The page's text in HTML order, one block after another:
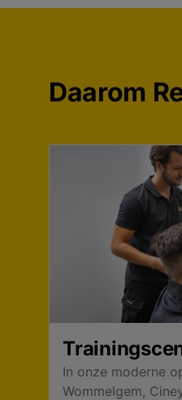
Daarom
In onze moderne
Wommelgem,